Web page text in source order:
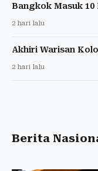
Bangkok Masuk 10
2 hari lalu
Akhiri Warisan
2 hari lalu
Berita